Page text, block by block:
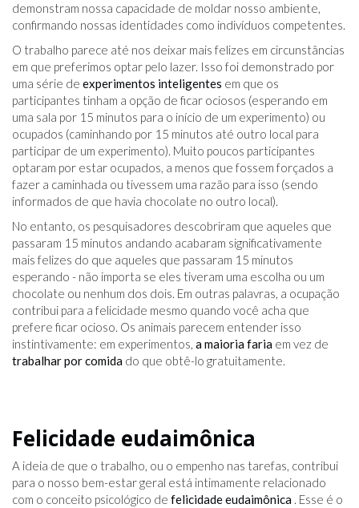
demonstram nossa capacidade de moldar nosso ambiente,
confirmando nossas identidades como indivíduos competentes.
O trabalho parece até nos deixar mais felizes em circunstâncias
em que preferimos optar pelo lazer. Isso foi demonstrado por
uma série de experimentos inteligentes em que os
participantes tinham a opção de ficar ociosos (esperando em
uma sala por 15 minutos para o início de um experimento) ou
ocupados (caminhando por 15 minutos até outro local para
participar de um experimento). Muito poucos participantes
optaram por estar ocupados, a menos que fossem forçados a
fazer a caminhada ou tivessem uma razão para isso (sendo
informados de que havia chocolate no outro local).
No entanto, os pesquisadores descobriram que aqueles que
passaram 15 minutos andando acabaram significativamente
mais felizes do que aqueles que passaram 15 minutos
esperando - não importa se eles tiveram uma escolha ou um
chocolate ou nenhum dos dois. Em outras palavras, a ocupação
contribui para a felicidade mesmo quando você acha que
prefere ficar ocioso. Os animais parecem entender isso
instintivamente: em experimentos, a maioria faria em vez de
trabalhar por comida do que obtê-lo gratuitamente.
Felicidade eudaimônica
A ideia de que o trabalho, ou o empenho nas tarefas, contribui
para o nosso bem-estar geral está intimamente relacionado
com o conceito psicológico de felicidade eudaimônica . Esse é o